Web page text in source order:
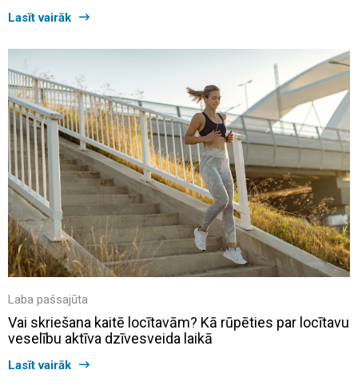
Lasīt vairāk
Laba pašsajūta
Vai skriešana kaitē locītavām? Kā rūpēties par locītavu
veselību aktīva dzīvesveida laikā
Lasīt vairāk